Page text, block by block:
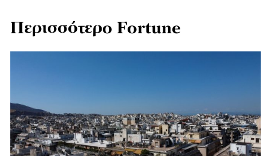
Περισσότερο Fortune